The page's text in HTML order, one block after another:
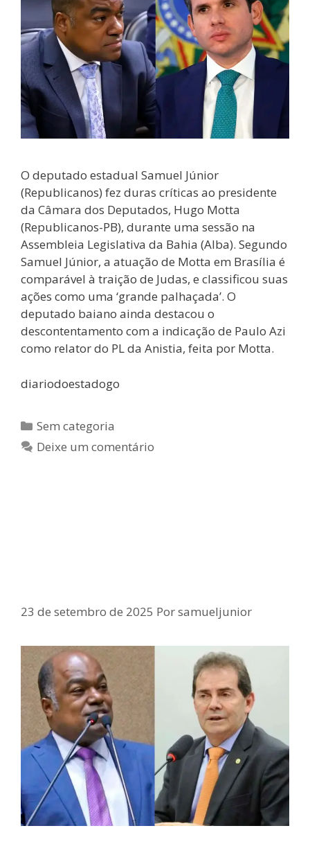
O deputado estadual Samuel Júnior
(Republicanos) fez duras críticas ao presidente
da Câmara dos Deputados, Hugo Motta
(Republicanos-PB), durante uma sessão na
Assembleia Legislativa da Bahia (Alba). Segundo
Samuel Júnior, a atuação de Motta em Brasília é
comparável à traição de Judas, e classificou suas
ações como uma ‘grande palhaçada’. O
deputado baiano ainda destacou o
descontentamento com a indicação de Paulo Azi
como relator do PL da Anistia, feita por Motta.
diariodoestadogo
Sem categoria
Deixe um comentário
23 de setembro de 2025 Porsamueljunior